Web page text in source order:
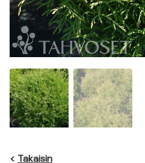
< Takaisin